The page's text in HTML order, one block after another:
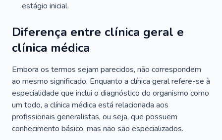
estágio inicial.
Diferença entre clínica geral e
clínica médica
Embora os termos sejam parecidos, não correspondem
ao mesmo significado. Enquanto a clínica geral refere-se à
especialidade que inclui o diagnóstico do organismo como
um todo, a clínica médica está relacionada aos
profissionais generalistas, ou seja, que possuem
conhecimento básico, mas não são especializados.